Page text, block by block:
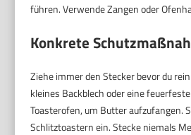
führen. Verwende Zangen oder
Konkrete
Ziehe immer den Stecker bevor du
kleines Backblech oder eine
Toasterofen, um Butter aufzufangen.
Schlitztoastern ein. Stecke niemals